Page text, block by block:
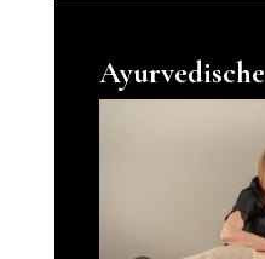
Ayurvedische